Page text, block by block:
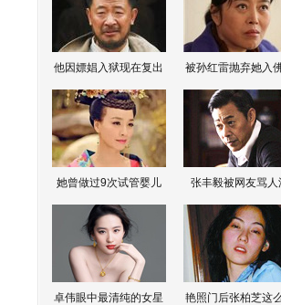
他因嫖娼入狱现在复出 被孙红雷抛弃她入
她曾做过9次试管婴儿 张丰毅被网友骂人
卓伟眼中最清纯的女星 艳照门后张柏芝这